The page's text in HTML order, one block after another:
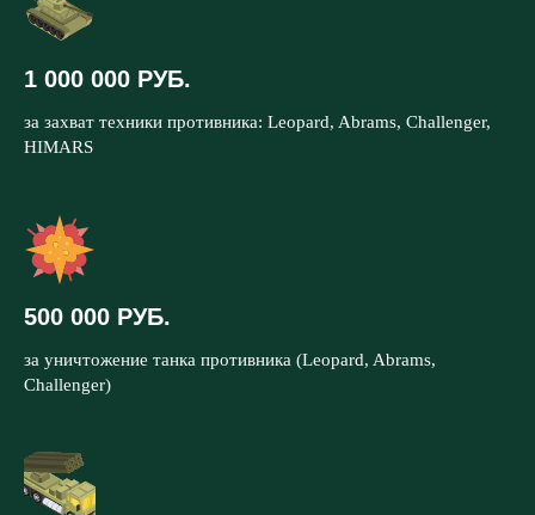
1 000 000 РУБ.
за захват техники противника: Leopard, Abrams, Challenger,
HIMARS
500 000 РУБ.
за уничтожение танка противника (Leopard, Abrams,
Challenger)